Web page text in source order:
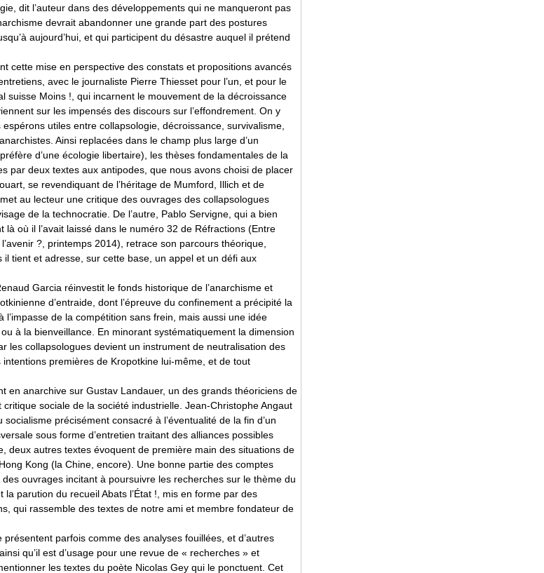
dit l’auteur dans des développements qui ne manqueront pas
devrait abandonner une grande part des postures
aujourd’hui, et qui participent du désastre auquel il prétend
cette mise en perspective des constats et propositions avancés
avec le journaliste Pierre Thiesset pour l’un, et pour le
suisse Moins !, qui incarnent le mouvement de la décroissance
sur les impensés des discours sur l’effondrement. On y
utiles entre collapsologie, décroissance, survivalisme,
Ainsi replacées dans le champ plus large d’un
d’une écologie libertaire), les thèses fondamentales de la
par deux textes aux antipodes, que nous avons choisi de placer
se revendiquant de l’héritage de Mumford, Illich et de
au lecteur une critique des ouvrages des collapsologues
de la technocratie. De l’autre, Pablo Servigne, qui a bien
où il l’avait laissé dans le numéro 32 de Réfractions (Entre
?, printemps 2014), retrace son parcours théorique,
tient et adresse, sur cette base, un appel et un défi aux
Garcia réinvestit le fonds historique de l’anarchisme et
d’entraide, dont l’épreuve du confinement a précipité la
l’impasse de la compétition sans frein, mais aussi une idée
à la bienveillance. En minorant systématiquement la dimension
les collapsologues devient un instrument de neutralisation des
intentions premières de Kropotkine lui-même, et de tout
en anarchive sur Gustav Landauer, un des grands théoriciens de
critique sociale de la société industrielle. Jean-Christophe Angaut
précisément consacré à l’éventualité de la fin d’un
sous forme d’entretien traitant des alliances possibles
deux autres textes évoquent de première main des situations de
Kong (la Chine, encore). Une bonne partie des comptes
ouvrages incitant à poursuivre les recherches sur le thème du
parution du recueil Abats l’État !, mis en forme par des
qui rassemble des textes de notre ami et membre fondateur de
parfois comme des analyses fouillées, et d’autres
qu’il est d’usage pour une revue de « recherches » et
les textes du poète Nicolas Gey qui le ponctuent. Cet